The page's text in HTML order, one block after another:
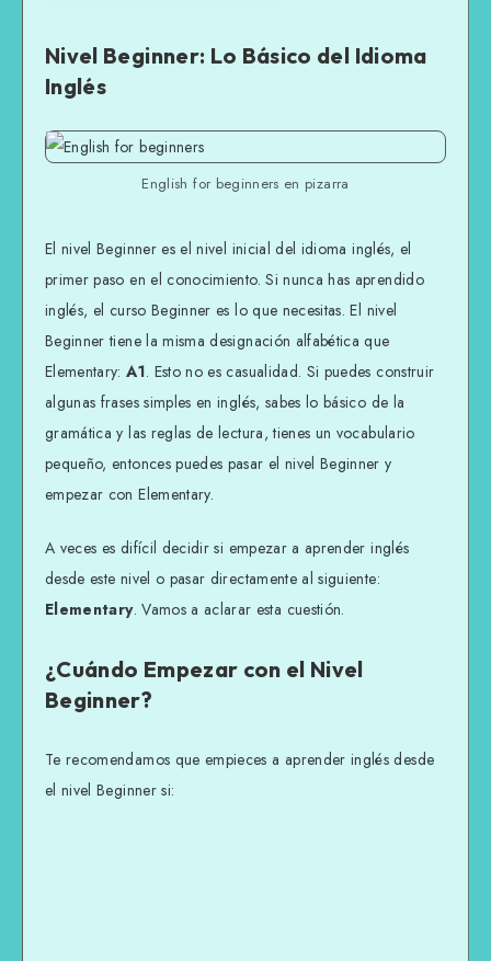
Nivel Beginner: Lo Básico del Idioma
Inglés
English for beginners en pizarra
El nivel Beginner es el nivel inicial del idioma inglés, el
primer paso en el conocimiento. Si nunca has aprendido
inglés, el curso Beginner es lo que necesitas. El nivel
Beginner tiene la misma designación alfabética que
Elementary:A1. Esto no es casualidad. Si puedes construir
algunas frases simples en inglés, sabes lo básico de la
gramática y las reglas de lectura, tienes un vocabulario
pequeño, entonces puedes pasar el nivel Beginner y
empezar con Elementary.
A veces es difícil decidir si empezar a aprender inglés
desde este nivel o pasar directamente al siguiente:
Elementary. Vamos a aclarar esta cuestión.
¿Cuándo Empezar con el Nivel
Beginner?
Te recomendamos que empieces a aprender inglés desde
el nivel Beginner si: